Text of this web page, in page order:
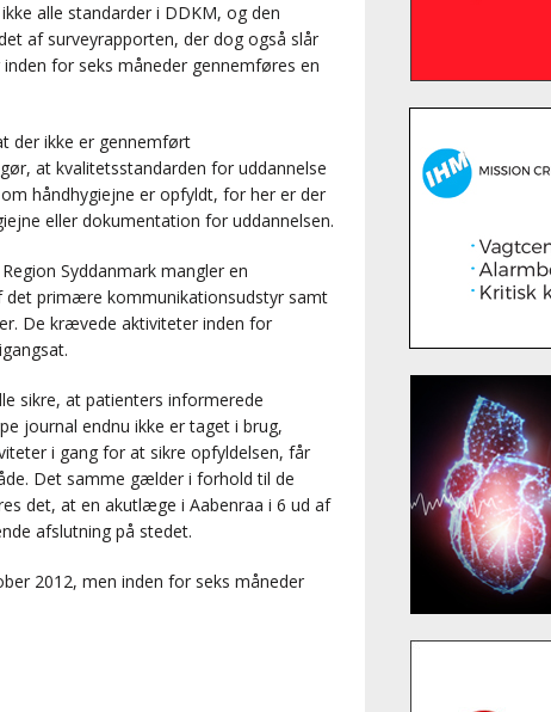
alle standarder i DDKM, og den
af surveyrapporten, der dog også slår
for seks måneder gennemføres en
der ikke er gennemført
at kvalitetsstandarden for uddannelse
håndhygiejne er opfyldt, for her er der
eller dokumentation for uddannelsen.
Syddanmark mangler en
det primære kommunikationsudstyr samt
De krævede aktiviteter inden for
sikre, at patienters informerede
journal endnu ikke er taget i brug,
i gang for at sikre opfyldelsen, får
Det samme gælder i forhold til de
det, at en akutlæge i Aabenraa i 6 ud af
afslutning på stedet.
2012, men inden for seks måneder